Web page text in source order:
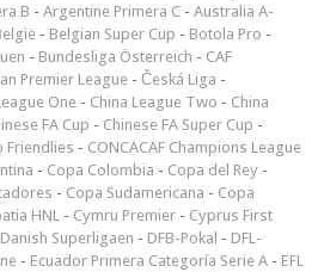
B - Argentine Primera C - Australia A-
- Belgian Super Cup - Botola Pro -
- Bundesliga Österreich - CAF
Premier League - Česká Liga -
One - China League Two - China
FA Cup - Chinese FA Super Cup -
Friendlies - CONCACAF Champions League
- Copa Colombia - Copa del Rey -
- Copa Sudamericana - Copa
HNL - Cymru Premier - Cyprus First
Danish Superligaen - DFB-Pokal - DFL-
- Ecuador Primera Categoría Serie A - EFL